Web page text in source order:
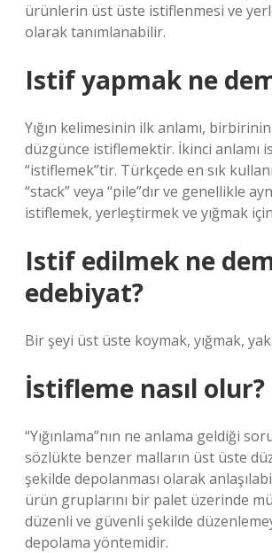
ürünlerin üst üste istiflenmesi ve
olarak tanımlanabilir.
Istif yapmak ne
Yığın kelimesinin ilk anlamı,
düzgünce istiflemektir. İkinci anlamı
“istiflemek”tir. Türkçede en sık
“stack” veya “pile”dır ve genellikle
istiflemek, yerleştirmek ve yığmak
Istif edilmek ne
edebiyat?
Bir şeyi üst üste koymak, yığmak,
İstifleme nasıl olur?
“Yığınlama”nın ne anlama geldiği
sözlükte benzer malların üst üste
şekilde depolanması olarak
ürün gruplarını bir palet üzerinde
düzenli ve güvenli şekilde
depolama yöntemidir.